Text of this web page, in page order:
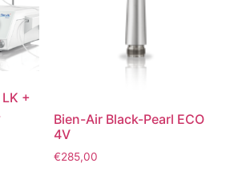
+
Bien-Air Black-Pearl ECO
4V
€285,00